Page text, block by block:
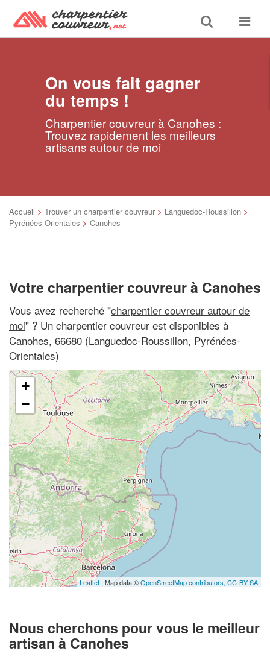
Toggle
search
Toggle
On vous fait gagner
du temps !
Charpentier couvreur à Canohes :
Trouvez rapidement les meilleurs
artisans autour de moi
Accueil > Trouver un charpentier couvreur > Languedoc-Roussillon >
Pyrénées-Orientales > Canohes
Votre charpentier couvreur à Canohes
Vous avez recherché "charpentier couvreur autour de
moi" ? Un charpentier couvreur est disponibles à
Canohes, 66680 (Languedoc-Roussillon, Pyrénées-
Orientales)
+
−
Leaflet | Map data ©OpenStreetMap contributors, CC-BY-SA
Nous cherchons pour vous le meilleur
artisan à Canohes